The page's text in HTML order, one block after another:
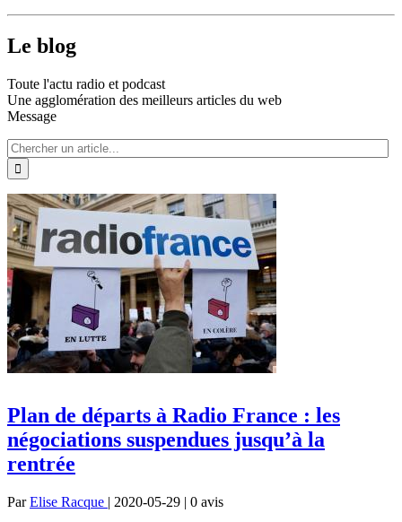
Le blog
Toute l'actu radio et podcast
Une agglomération des meilleurs articles du web
Message
Plan de départs à Radio France : les
négociations suspendues jusqu’à la
rentrée
ParElise Racque | 2020-05-29 | 0 avis